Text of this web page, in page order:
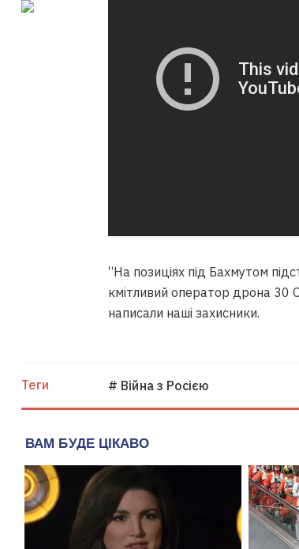
“На позиціях під Бахмутом
кмітливий оператор дрона 30
написали наші захисники.
Теги # Війна з Росією